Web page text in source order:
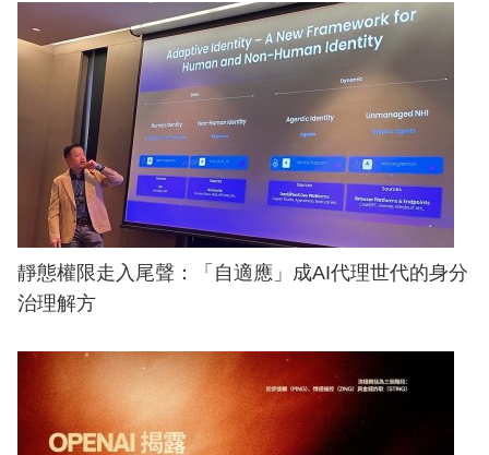
靜態權限走入尾聲：「自適應」成AI代理世代的身分
治理解方